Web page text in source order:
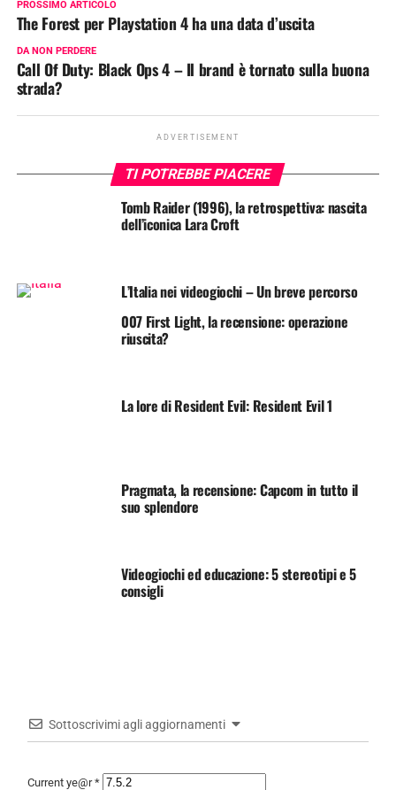
PROSSIMO ARTICOLO
The Forest per Playstation 4 ha una data d’uscita
DA NON PERDERE
Call Of Duty: Black Ops 4 – Il brand è tornato sulla buona
strada?
ADVERTISEMENT
TI POTREBBE PIACERE
Tomb Raider (1996), la retrospettiva: nascita
dell’iconica Lara Croft
L’Italia nei videogiochi – Un breve percorso
007 First Light, la recensione: operazione
riuscita?
La lore di Resident Evil: Resident Evil 1
Pragmata, la recensione: Capcom in tutto il
suo splendore
Videogiochi ed educazione: 5 stereotipi e 5
consigli
Sottoscrivimi agli aggiornamenti
Current ye@r*